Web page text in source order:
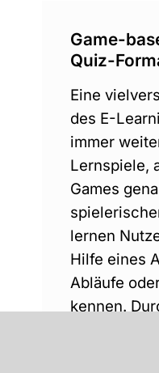
Game-
Quiz-
Eine
des E-
immer
Lernspiele,
Games
lernen
Hilfe eines
Abläufe
kennen.